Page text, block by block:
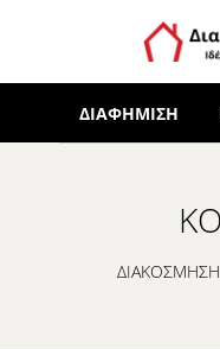
ΔΙΑΦΉΜΙΣΗ
ΔΙΑΚΟΣΜΗΣΗ